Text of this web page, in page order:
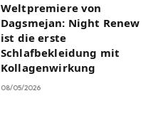
Weltpremiere von
Dagsmejan: Night Renew
ist die erste
Schlafbekleidung mit
Kollagenwirkung
08/05/2026